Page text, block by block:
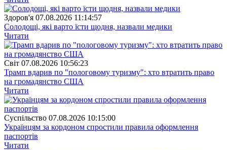
Здоров'я 07.08.2026 11:14:57
Солодощі, які варто їсти щодня, назвали медики
Читати
Свiт 07.08.2026 10:56:23
Трамп вдарив по "пологовому туризму": хто втратить право
на громадянство США
Читати
Суспiльство 07.08.2026 10:15:00
Українцям за кордоном спростили правила оформлення
паспортів
Читати